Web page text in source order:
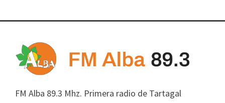
FM Alba 89.3 Mhz. Primera radio de Tartagal